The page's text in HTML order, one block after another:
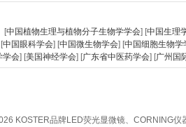
[中国植物生理与植物分子生物学学会] [中国生理
中国眼科学会] [中国微生物学会] [中国细胞生物学
学会] [美国神经学会] [广东省中医药学会] [广州国
KOSTER品牌LED荧光显微镜、CORNING